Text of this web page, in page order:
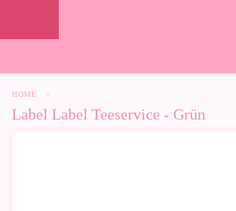
HOME >
Label Label Teeservice - Grün